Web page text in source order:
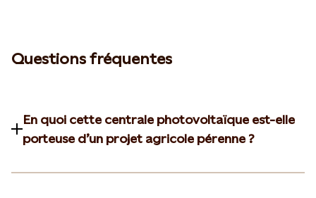
Questions fréquentes
En quoi cette centrale photovoltaïque est-elle
porteuse d’un projet agricole pérenne ?